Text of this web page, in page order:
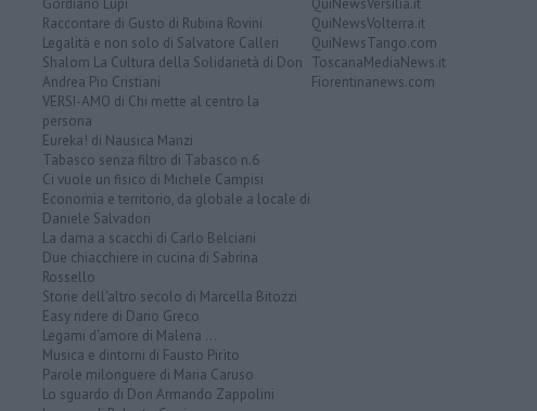
Gordiano Lupi
Raccontare di Gusto di Rubina Rovini
Legalità e non solo di Salvatore Calleri
Shalom La Cultura della Solidarietà di Don
Andrea Pio Cristiani
VERSI-AMO di Chi mette al centro la
persona
Eureka! di Nausica Manzi
Tabasco senza filtro di Tabasco n.6
Ci vuole un fisico di Michele Campisi
Economia e territorio, da globale a locale di
Daniele Salvadori
La dama a scacchi di Carlo Belciani
Due chiacchiere in cucina di Sabrina
Rossello
Storie dell'altro secolo di Marcella Bitozzi
Easy ridere di Dario Greco
Legami d'amore di Malena ...
Musica e dintorni di Fausto Pirìto
Parole milonguere di Maria Caruso
Lo sguardo di Don Armando Zappolini
QuiNewsVersilia.it
QuiNewsVolterra.it
QuiNewsTango.com
ToscanaMediaNews.it
Fiorentinanews.com